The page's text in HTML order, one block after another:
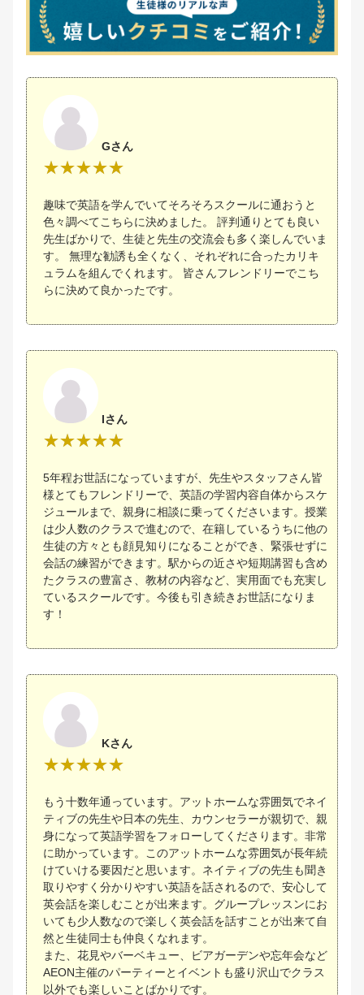
Gさん
趣味で英語を学んでいてそろそろスクールに通おうと
色々調べてこちらに決めました。 評判通りとても良い
先生ばかりで、生徒と先生の交流会も多く楽しんでいま
す。 無理な勧誘も全くなく、それぞれに合ったカリキ
ュラムを組んでくれます。 皆さんフレンドリーでこち
らに決めて良かったです。
Iさん
5年程お世話になっていますが、先生やスタッフさん皆
様とてもフレンドリーで、英語の学習内容自体からスケ
ジュールまで、親身に相談に乗ってくださいます。授業
は少人数のクラスで進むので、在籍しているうちに他の
生徒の方々とも顔見知りになることができ、緊張せずに
会話の練習ができます。駅からの近さや短期講習も含め
たクラスの豊富さ、教材の内容など、実用面でも充実し
ているスクールです。今後も引き続きお世話になりま
す！
Kさん
もう十数年通っています。アットホームな雰囲気でネイ
ティブの先生や日本の先生、カウンセラーが親切で、親
身になって英語学習をフォローしてくださります。非常
に助かっています。このアットホームな雰囲気が長年続
けていける要因だと思います。ネイティブの先生も聞き
取りやすく分かりやすい英語を話されるので、安心して
英会話を楽しむことが出来ます。グループレッスンにお
いても少人数なので楽しく英会話を話すことが出来て自
然と生徒同士も仲良くなれます。
また、花見やバーベキュー、ビアガーデンや忘年会など
AEON主催のパーティーとイベントも盛り沢山でクラス
以外でも楽しいことばかりです。